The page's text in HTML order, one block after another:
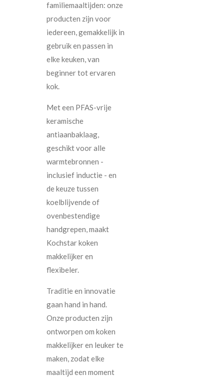
familiemaaltijden: onze
producten zijn voor
iedereen, gemakkelijk in
gebruik en passen in
elke keuken, van
beginner tot ervaren
kok.
Met een PFAS-vrije
keramische
antiaanbaklaag,
geschikt voor alle
warmtebronnen -
inclusief inductie - en
de keuze tussen
koelblijvende of
ovenbestendige
handgrepen, maakt
Kochstar koken
makkelijker en
flexibeler.
Traditie en innovatie
gaan hand in hand.
Onze producten zijn
ontworpen om koken
makkelijker en leuker te
maken, zodat elke
maaltijd een moment